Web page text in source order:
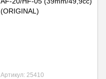
Артикул: 25410